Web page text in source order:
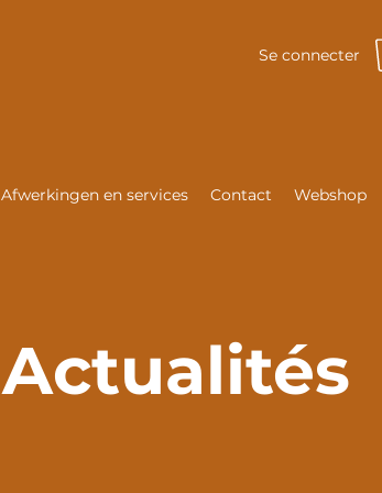
Se connecter
Afwerkingen en services Contact Webshop
Actualités